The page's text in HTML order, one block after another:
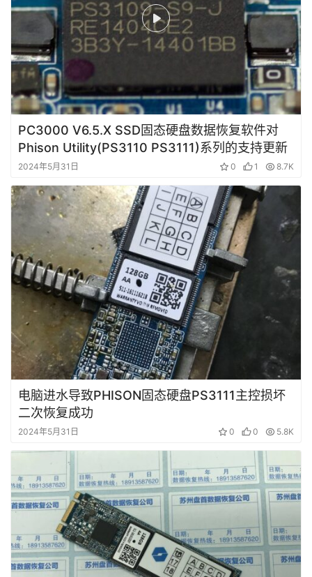
资
设
备
展
示
常
见
问
短
视
发
布
关
于
登录 注册
PC3000 V6.5.X SSD固态硬盘数据恢复软件对
Phison Utility(PS3110 PS3111)系列的支持更新
2024年5月31日 0 1 8.7K
电脑进水导致PHISON固态硬盘PS3111主控损坏
二次恢复成功
2024年5月31日 0 0 5.8K